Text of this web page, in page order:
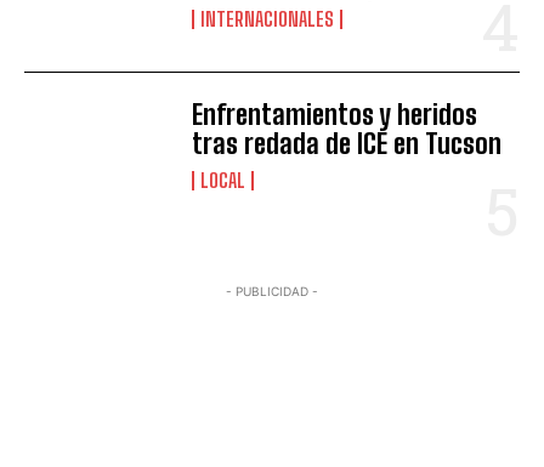
INTERNACIONALES
Enfrentamientos y heridos
tras redada de ICE en Tucson
LOCAL
- PUBLICIDAD -